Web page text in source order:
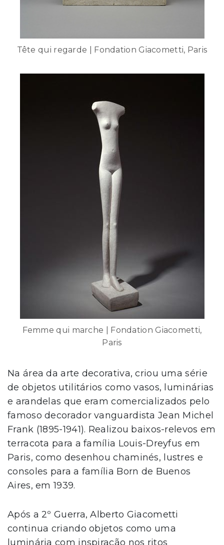
Tête qui regarde | Fondation Giacometti, Paris
Femme qui marche | Fondation Giacometti,
Paris
Na área da arte decorativa, criou uma série
de objetos utilitários como vasos, luminárias
e arandelas que eram comercializados pelo
famoso decorador vanguardista Jean Michel
Frank (1895-1941). Realizou baixos-relevos em
terracota para a família Louis-Dreyfus em
Paris, como desenhou chaminés, lustres e
consoles para a família Born de Buenos
Aires, em 1939.
Após a 2º Guerra, Alberto Giacometti
continua criando objetos como uma
luminária com inspiração nos ritos